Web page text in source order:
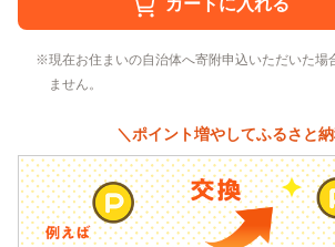
現在お住まいの自治体へ寄附申込いただいた場
ません。
＼ポイント増やしてふるさと